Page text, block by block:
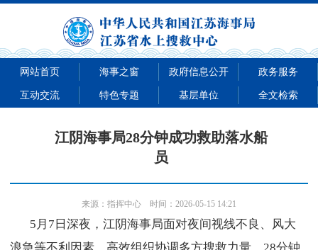
网站首页 海事之窗 政府信息公开 政务服务
互动交流 特色专题 基层单位 全文检索
江阴海事局28分钟成功救助落水船
员
来源： 指挥中心 时间：2026-05-15 14:21
5月7日深夜，江阴海事局面对夜间视线不良、风大